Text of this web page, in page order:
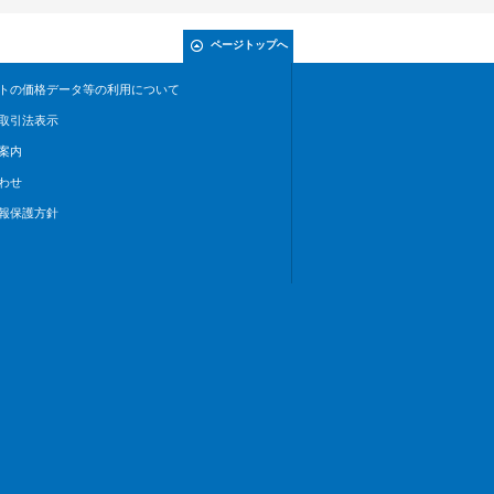
ページトップへ
の価格データ等の利用について
引法表示
内
せ
保護方針